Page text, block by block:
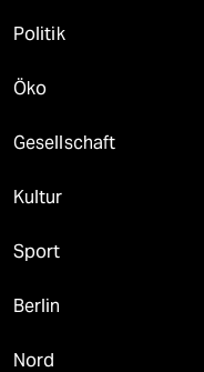
Politik
Öko
Gesellschaft
Kultur
Sport
Berlin
Nord